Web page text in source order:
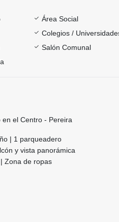
Área Social
Colegios /
Salón Comunal
en el Centro - Pereira
| 1 parqueadero
y vista panorámica
Zona de ropas